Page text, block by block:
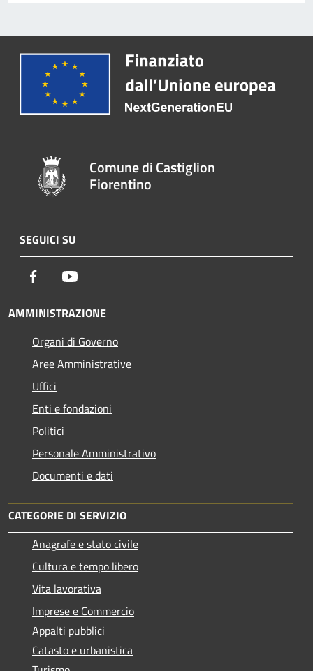
Comune di Castiglion
Fiorentino
SEGUICI SU
Facebook
AMMINISTRAZIONE
Organi di Governo
Aree Amministrative
Uffici
Enti e fondazioni
Politici
Personale Amministrativo
Documenti e dati
CATEGORIE DI SERVIZIO
Anagrafe e stato civile
Cultura e tempo libero
Vita lavorativa
Imprese e Commercio
Appalti pubblici
Catasto e urbanistica